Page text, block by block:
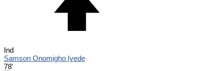
Ind
Samson Onomigho Iyede
78'